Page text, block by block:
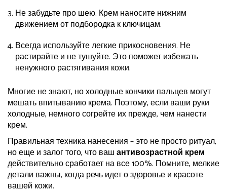
Не забудьте про шею. Крем наносите нижним
движением от подбородка к ключицам.
Всегда используйте легкие прикосновения. Не
растирайте и не тушуйте. Это поможет избежать
ненужного растягивания кожи.
Многие не знают, но холодные кончики пальцев могут
мешать впитыванию крема. Поэтому, если ваши руки
холодные, немного согрейте их прежде, чем нанести
крем.
Правильная техника нанесения – это не просто ритуал,
но еще и залог того, что вашантивозрастной крем
действительно сработает на все 100%. Помните, мелкие
детали важны, когда речь идет о здоровье и красоте
вашей кожи.